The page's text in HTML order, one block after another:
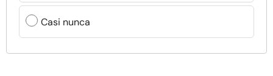
Casi nunca